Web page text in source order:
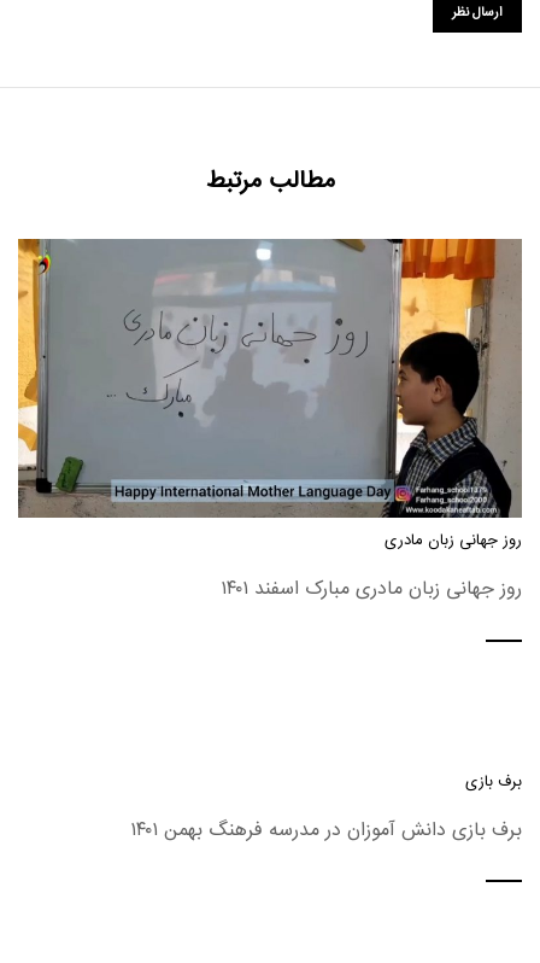
مطالب مرتبط
روز جهانی زبان مادری
روز جهانی زبان مادری مبارک اسفند ۱۴۰۱
برف بازی
برف بازی دانش آموزان در مدرسه فرهنگ بهمن ۱۴۰۱